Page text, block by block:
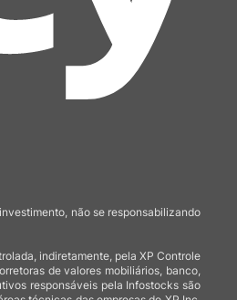
não se responsabilizando
indiretamente, pela XP Controle
de valores mobiliários, banco,
responsáveis pela Infostocks são